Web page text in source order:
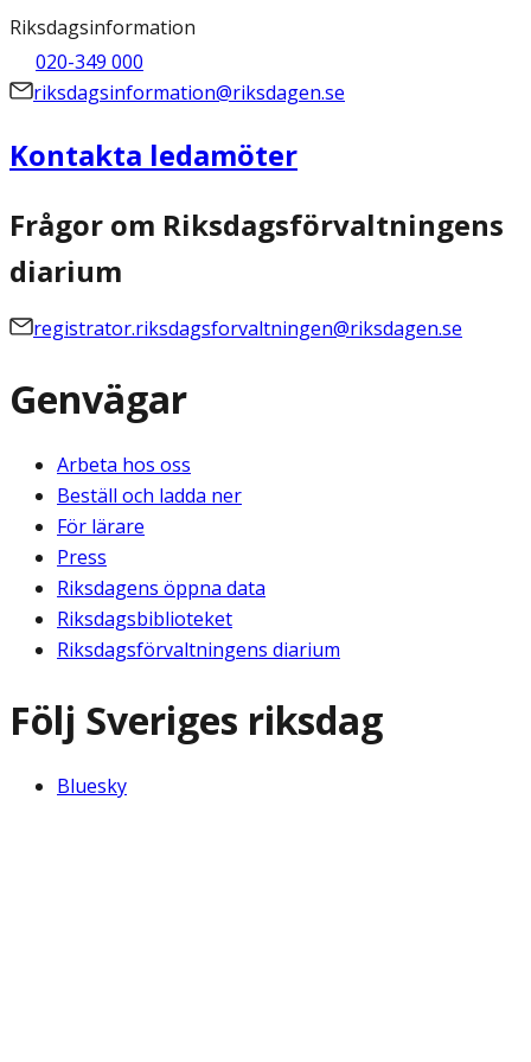
Riksdagsinformation
020-349 000
riksdagsinformation@riksdagen.se
Kontakta ledamöter
Frågor om Riksdagsförvaltningens
diarium
registrator.riksdagsforvaltningen@riksdagen.se
Genvägar
Arbeta hos oss
Beställ och ladda ner
För lärare
Press
Riksdagens öppna data
Riksdagsbiblioteket
Riksdagsförvaltningens diarium
Följ Sveriges riksdag
Bluesky